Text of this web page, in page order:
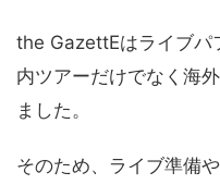
the GazettEはライブパ
内ツアーだけでなく海
ました。
そのため、ライブ準備